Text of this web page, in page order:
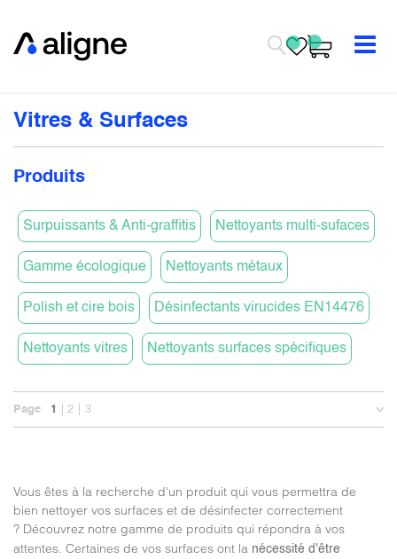
Vitres & Surfaces
Produits
Surpuissants & Anti-graffitis Nettoyants multi-sufaces
Gamme écologique Nettoyants métaux
Polish et cire bois Désinfectants virucides EN14476
Nettoyants vitres Nettoyants surfaces spécifiques
Page 1 2 3
Vous êtes à la recherche d'un produit qui vous permettra de
bien nettoyer vos surfaces et de désinfecter correctement
? Découvrez notre gamme de produits qui répondra à vos
attentes. Certaines de vos surfaces ont la nécessité d'être